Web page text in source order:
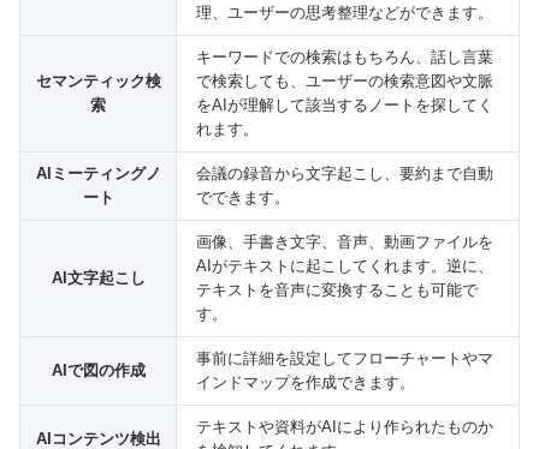
理、ユーザーの思考整理などができます。
セマンティック検
索
キーワードでの検索はもちろん、話し言葉
で検索しても、ユーザーの検索意図や文脈
をAIが理解して該当するノートを探してく
れます。
AIミーティングノ
ート
会議の録音から文字起こし、要約まで自動
でできます。
AI文字起こし
画像、手書き文字、音声、動画ファイルを
AIがテキストに起こしてくれます。逆に、
テキストを音声に変換することも可能で
す。
AIで図の作成
事前に詳細を設定してフローチャートやマ
インドマップを作成できます。
AIコンテンツ検出
テキストや資料がAIにより作られたものか